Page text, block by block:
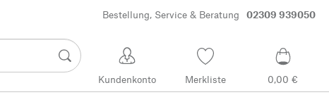
Bestellung, Service & Beratung 02309 939050
Kundenkonto Merkliste 0,00 €